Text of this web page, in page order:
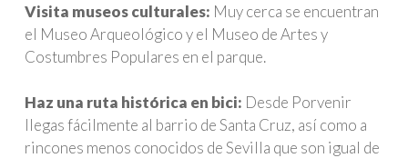
Visita museos culturales: Muy cerca se encuentran
el Museo Arqueológico y el Museo de Artes y
Costumbres Populares en el parque.
Haz una ruta histórica en bici: Desde Porvenir
llegas fácilmente al barrio de Santa Cruz, así como a
rincones menos conocidos de Sevilla que son igual de